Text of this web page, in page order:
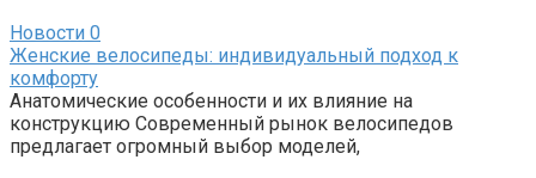
Новости 0
Женские велосипеды: индивидуальный подход к
комфорту
Анатомические особенности и их влияние на
конструкцию Современный рынок велосипедов
предлагает огромный выбор моделей,